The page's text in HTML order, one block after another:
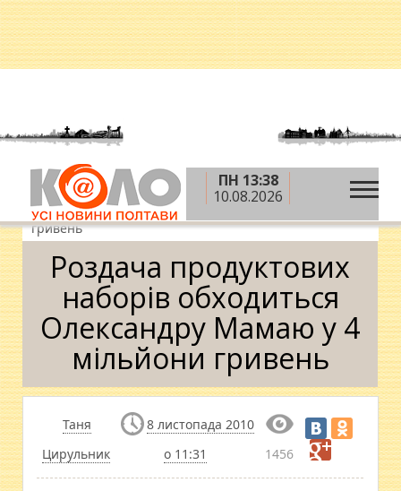
ПН 13:38
10.08.2026
Головна » Новини »
Роздача продуктових
наборів обходиться Олександру Мамаю у 4 мільйони
гривень
Роздача продуктових
наборів обходиться
Олександру Мамаю у 4
мільйони гривень
Таня
Цирульник
8 листопада 2010
о 11:31
1456